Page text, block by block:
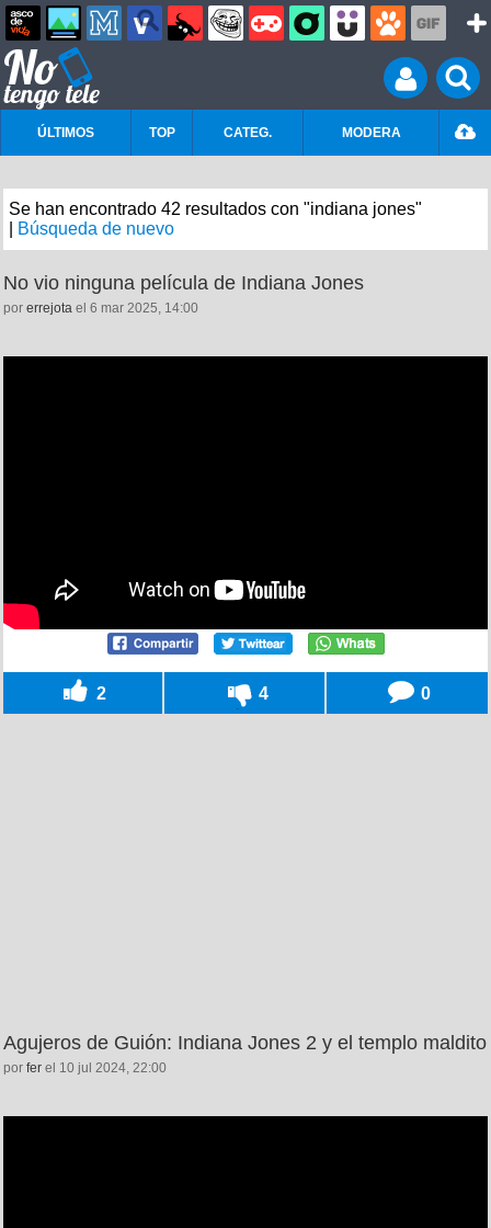
ÚLTIMOS TOP CATEG. MODERA
Se han encontrado 42 resultados con "indiana jones"
Búsqueda de nuevo
No vio ninguna película de Indiana Jones
por errejota el 6 mar 2025, 14:00
2 4 0
Agujeros de Guión: Indiana Jones 2 y el templo maldito
por fer el 10 jul 2024, 22:00